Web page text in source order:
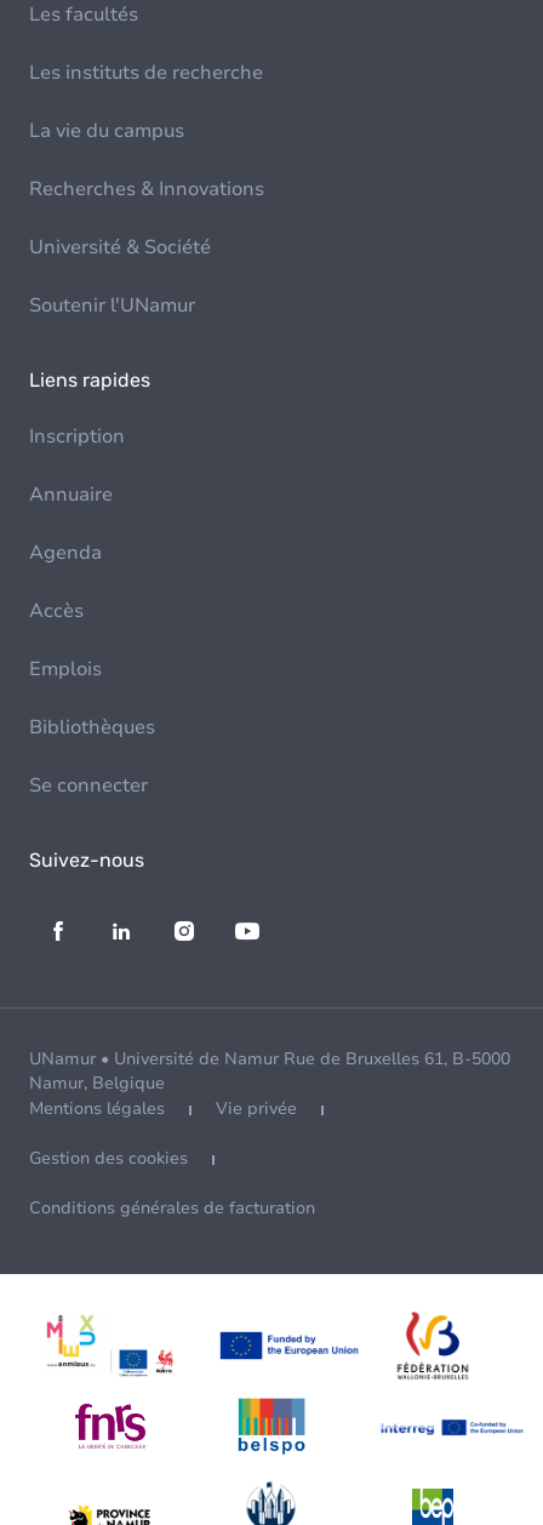
Les facultés
Les instituts de recherche
La vie du campus
Recherches & Innovations
Université & Société
Soutenir l'UNamur
Liens rapides
Inscription
Annuaire
Agenda
Accès
Emplois
Bibliothèques
Se connecter
Suivez-nous
UNamur • Université de Namur Rue de Bruxelles 61, B-5000
Namur, Belgique
Mentions légales
Vie privée
Gestion des cookies
Conditions générales de facturation